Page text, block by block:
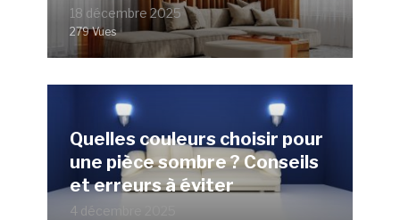
18 décembre 2025
279 Vues
Quelles couleurs choisir pour
une pièce sombre ? Conseils
et erreurs à éviter
4 décembre 2025